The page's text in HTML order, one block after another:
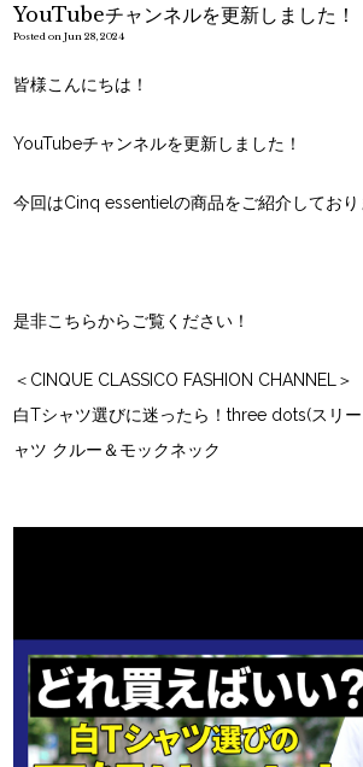
YouTubeチャンネルを更新しました！
Posted on Jun 28, 2024
皆様こんにちは！
YouTubeチャンネルを更新しました！
今回はCinq essentielの商品をご紹介しており
是非こちらからご覧ください！
＜CINQUE CLASSICO FASHION CHANNEL＞
白Tシャツ選びに迷ったら！three dots(スリ
ャツ クルー＆モックネック